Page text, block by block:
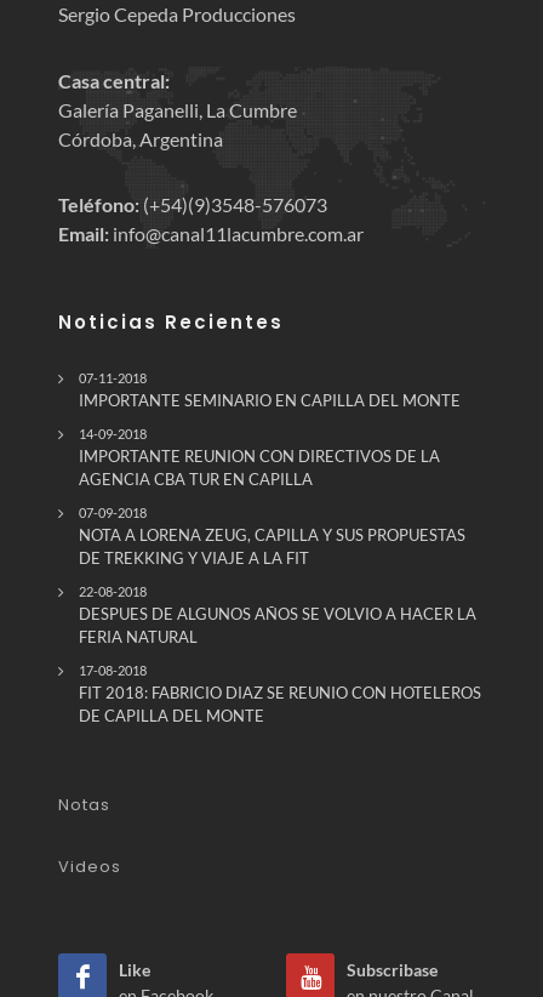
Sergio Cepeda Producciones
Casa central:
Galería Paganelli, La Cumbre
Córdoba, Argentina
Teléfono: (+54)(9)3548-576073
Email: info@canal11lacumbre.com.ar
Noticias Recientes
07-11-2018
IMPORTANTE SEMINARIO EN CAPILLA DEL MONTE
14-09-2018
IMPORTANTE REUNION CON DIRECTIVOS DE LA
AGENCIA CBA TUR EN CAPILLA
07-09-2018
NOTA A LORENA ZEUG, CAPILLA Y SUS PROPUESTAS
DE TREKKING Y VIAJE A LA FIT
22-08-2018
DESPUES DE ALGUNOS AÑOS SE VOLVIO A HACER LA
FERIA NATURAL
17-08-2018
FIT 2018: FABRICIO DIAZ SE REUNIO CON HOTELEROS
DE CAPILLA DEL MONTE
Notas
Videos
Like
Subscribase